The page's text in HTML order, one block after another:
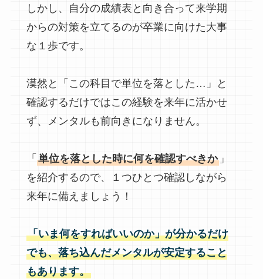
しかし、自分の成績表と向き合って来学期
からの対策を立てるのが卒業に向けた大事
な１歩です。
漠然と「この科目で単位を落とした…」と
確認するだけではこの経験を来年に活かせ
ず、メンタルも前向きになりません。
「 単位を落とした時に何を確認すべきか」
を紹介するので、１つひとつ確認しながら
来年に備えましょう！
「いま何をすればいいのか」が分かるだけ
でも、落ち込んだメンタルが安定すること
もあります。